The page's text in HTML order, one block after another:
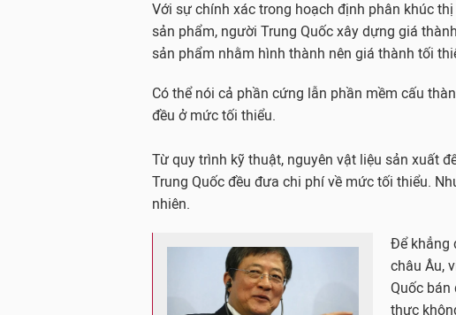
Với sự chính xác trong hoạch định phân khúc
sản phẩm, người Trung Quốc xây dựng giá
sản phẩm nhằm hình thành nên giá thành tối
Có thể nói cả phần cứng lẫn phần mềm cấu
đều ở mức tối thiểu.
Từ quy trình kỹ thuật, nguyên vật liệu sản xuất
Trung Quốc đều đưa chi phí về mức tối thiểu.
nhiên.
Để khẳng
châu Âu,
Quốc
thực